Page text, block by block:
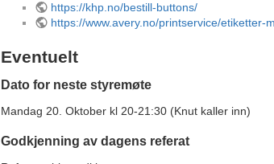
https://khp.no/bestill-buttons/
https://www.avery.no/printservice/etiketter-
Eventuelt
Dato for neste styremøte
Mandag 20. Oktober kl 20-21:30 (Knut kaller inn)
Godkjenning av dagens referat